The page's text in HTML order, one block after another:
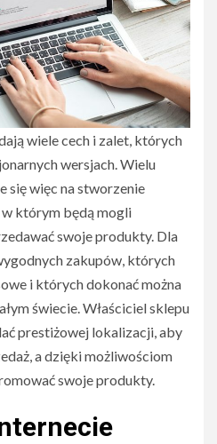
wiele cech i zalet, których
wersjach. Wielu
się więc na stworzenie
w którym będą mogli
swoje produkty. Dla
zakupów, których
i których dokonać można
świecie. Właściciel sklepu
prestiżowej lokalizacji, aby
a dzięki możliwościom
swoje produkty.